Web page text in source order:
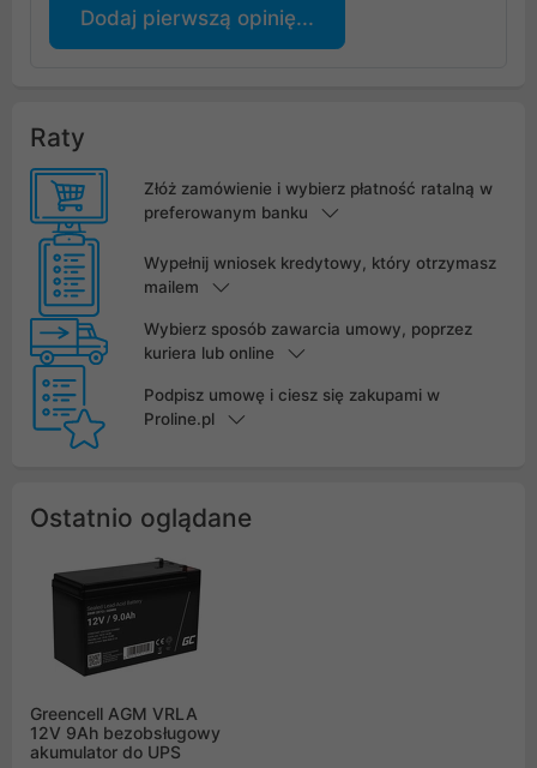
Dodaj pierwszą opinię...
Raty
Złóż zamówienie i wybierz płatność ratalną w
preferowanym banku
Wypełnij wniosek kredytowy, który otrzymasz
mailem
Wybierz sposób zawarcia umowy, poprzez
kuriera lub online
Podpisz umowę i ciesz się zakupami w
Proline.pl
Ostatnio oglądane
Greencell AGM VRLA
12V 9Ah bezobsługowy
akumulator do UPS